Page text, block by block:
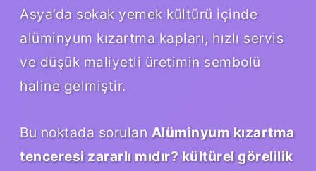
Asya’da sokak yemek kültürü içinde
alüminyum kızartma kapları, hızlı servis
ve düşük maliyetli üretimin sembolü
haline gelmiştir.
Bu noktada sorulan Alüminyum kızartma
tenceresi zararlı mıdır? kültürel görelilik